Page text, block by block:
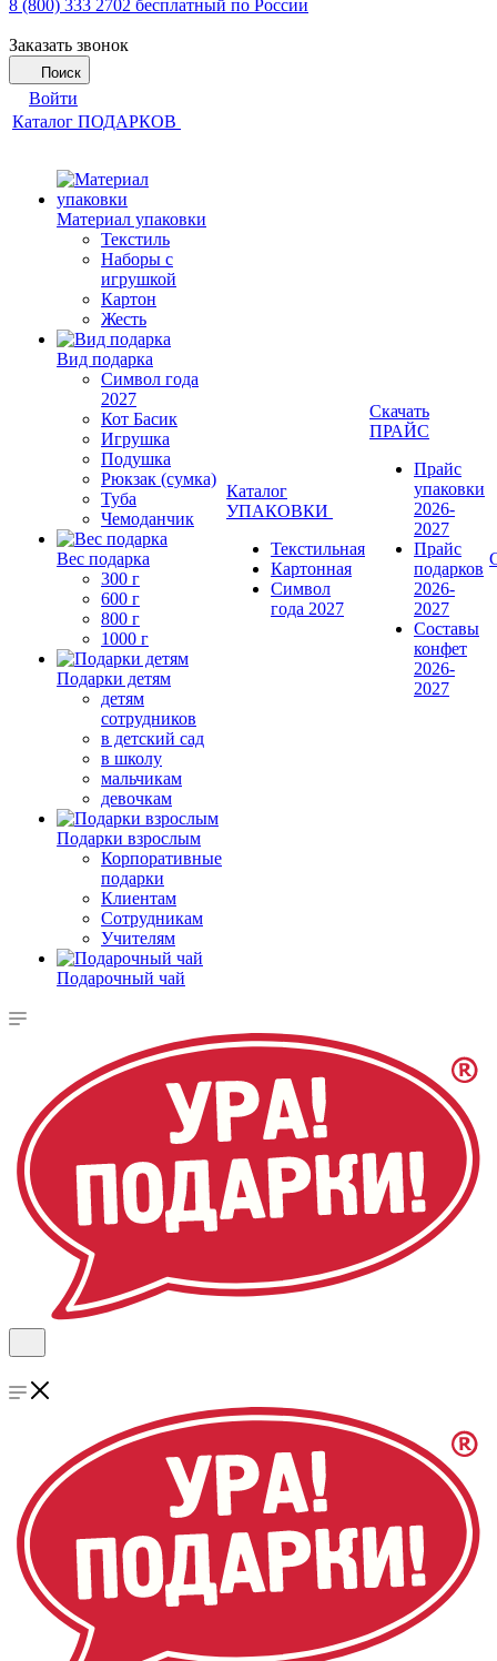
8 (800) 333 2702 бесплатный по России
Заказать звонок
Поиск
Войти
Каталог ПОДАРКОВ
Материал упаковки
Текстиль
Наборы с
игрушкой
Картон
Жесть
Вид подарка
Символ года
2027
Кот Басик
Игрушка
Подушка
Рюкзак (сумка)
Туба
Чемоданчик
Вес подарка
300 г
600 г
800 г
1000 г
Подарки детям
детям
сотрудников
в детский сад
в школу
мальчикам
девочкам
Подарки взрослым
Корпоративные
подарки
Клиентам
Сотрудникам
Учителям
Подарочный чай
Каталог
УПАКОВКИ
Текстильная
Картонная
Символ
года 2027
Скачать
ПРАЙС
Прайс
упаковки
2026-
2027
Прайс
подарков
2026-
2027
Составы
конфет
2026-
2027